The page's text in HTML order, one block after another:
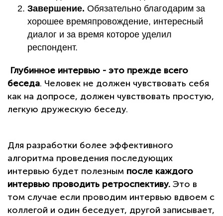
Завершение. Обязательно благодарим за
хорошее времяпровождение, интересный
диалог и за время которое уделил
респондент.
Глубинное интервью - это прежде всего
беседа. Человек не должен чувствовать себя
как на допросе, должен чувствовать простую,
легкую дружескую беседу.
Для разработки более эффективного
алгоритма проведения последующих
интервью будет полезным после каждого
интервью проводить ретроспективу. Это в
том случае если проводим интервью вдвоем с
коллегой и один беседует, другой записывает,